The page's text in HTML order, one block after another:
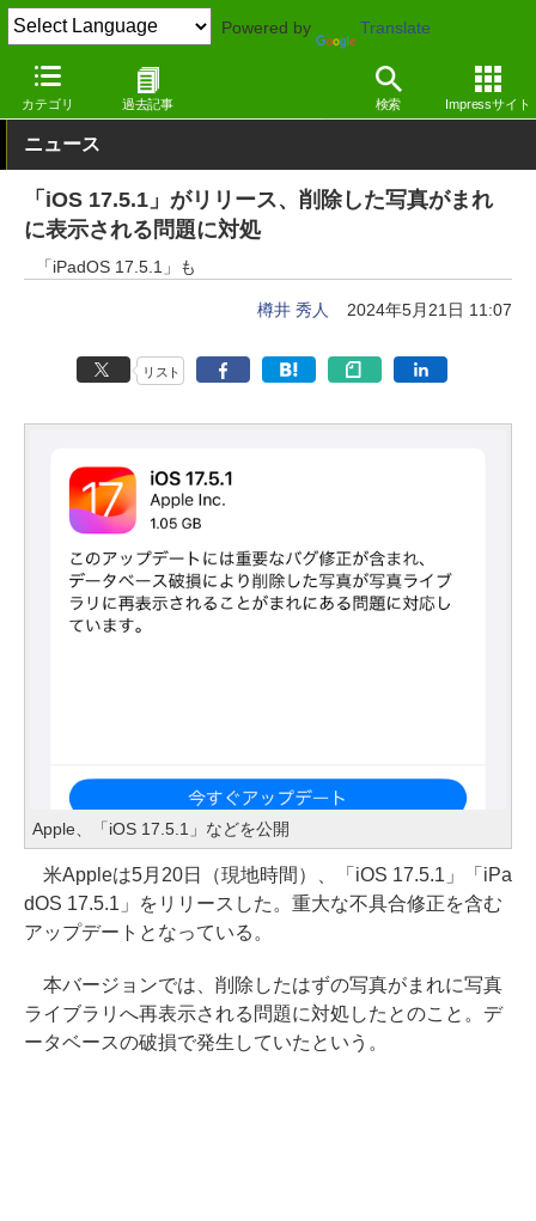
Powered by Translate
カテゴリ 過去記事 検索 Impressサイト
窓の杜 セキュリティ
ニュース
「iOS 17.5.1」がリリース、削除した写真がまれ
に表示される問題に対処
「iPadOS 17.5.1」も
樽井 秀人 2024年5月21日 11:07
リスト
Apple、「iOS 17.5.1」などを公開
米Appleは5月20日（現地時間）、「iOS 17.5.1」「iPa
dOS 17.5.1」をリリースした。重大な不具合修正を含む
アップデートとなっている。
本バージョンでは、削除したはずの写真がまれに写真
ライブラリへ再表示される問題に対処したとのこと。デ
ータベースの破損で発生していたという。